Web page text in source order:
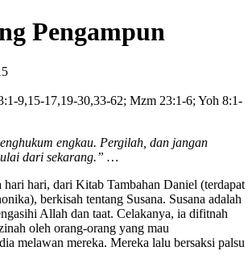
Pengampun
9,15-17,19-30,33-62; Mzm 23:1-6; Yoh 8:1-
engkau. Pergilah, dan jangan
dari sekarang.” …
hari hari, dari Kitab Tambahan Daniel (terdapat
berkisah tentang Susana. Susana adalah
Allah dan taat. Celakanya, ia difitnah
oleh orang-orang yang mau
melawan mereka. Mereka lalu bersaksi palsu